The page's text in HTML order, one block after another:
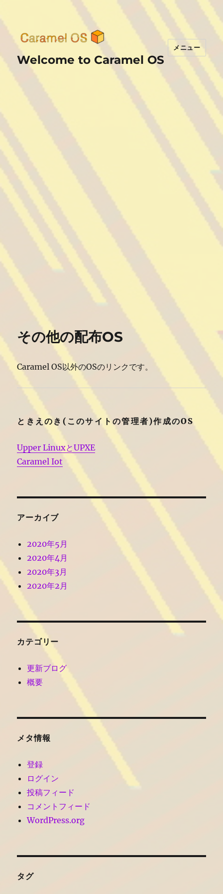
Welcome to Caramel OS
メニュー
その他の配布OS
Caramel OS以外のOSのリンクです。
ときえのき(このサイトの管理者)作成のOS
Upper LinuxとUPXE
Caramel Iot
アーカイブ
2020年5月
2020年4月
2020年3月
2020年2月
カテゴリー
更新ブログ
概要
メタ情報
登録
ログイン
投稿フィード
コメントフィード
WordPress.org
タグ